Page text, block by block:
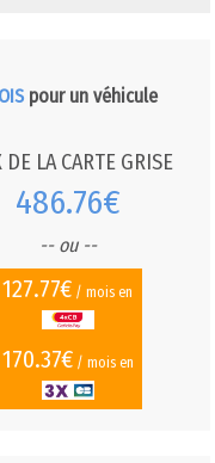
pour un véhicule
DE LA CARTE GRISE
486.76€
-- ou --
127.77€ / mois en
170.37€/ mois en